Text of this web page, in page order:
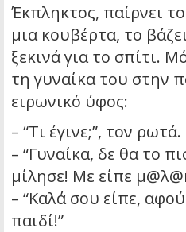
Έκπληκτος, παίρνει
μια κουβέρτα, το
ξεκινά για το σπίτι.
τη γυναίκα του στην
ειρωνικό ύφος:
– “Τι έγινε;”, τον ρωτά.
– “Γυναίκα, δε θα το
μίλησε! Με είπε
– “Καλά σου είπε,
παιδί!”